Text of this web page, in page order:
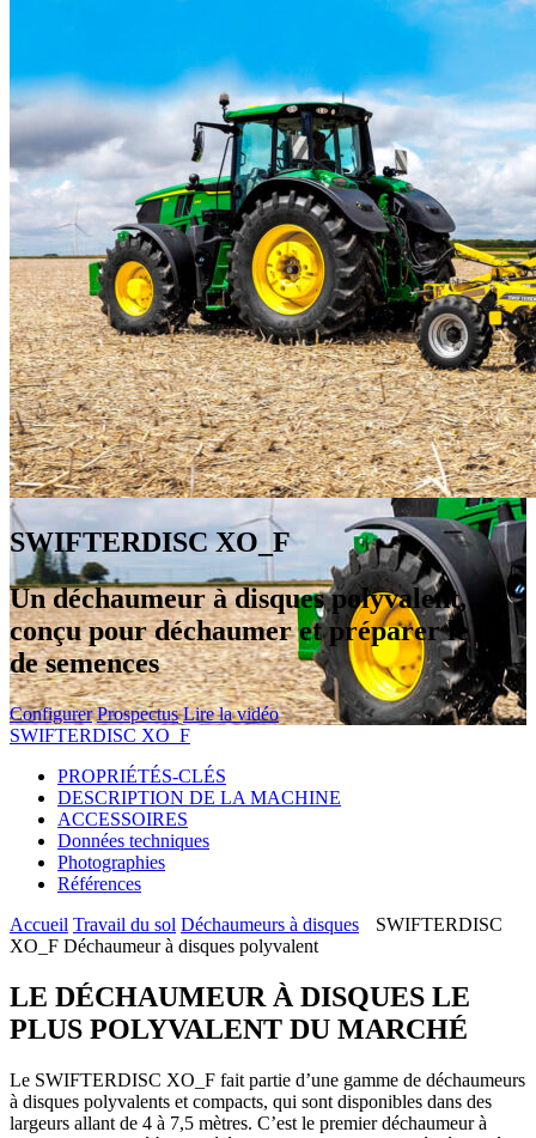
SWIFTERDISC XO_F
Un déchaumeur à disques polyvalent,
conçu pour déchaumer et préparer le lit
de semences
Configurer Prospectus Lire la vidéo
SWIFTERDISC XO_F
PROPRIÉTÉS-CLÉS
DESCRIPTION DE LA MACHINE
ACCESSOIRES
Données techniques
Photographies
Références
Accueil Travail du sol Déchaumeurs à disques
SWIFTERDISC
XO_F Déchaumeur à disques polyvalent
LE DÉCHAUMEUR À DISQUES LE
PLUS POLYVALENT DU MARCHÉ
Le SWIFTERDISC XO_F fait partie d’une gamme de déchaumeurs
à disques polyvalents et compacts, qui sont disponibles dans des
largeurs allant de 4 à 7,5 mètres. C’est le premier déchaumeur à